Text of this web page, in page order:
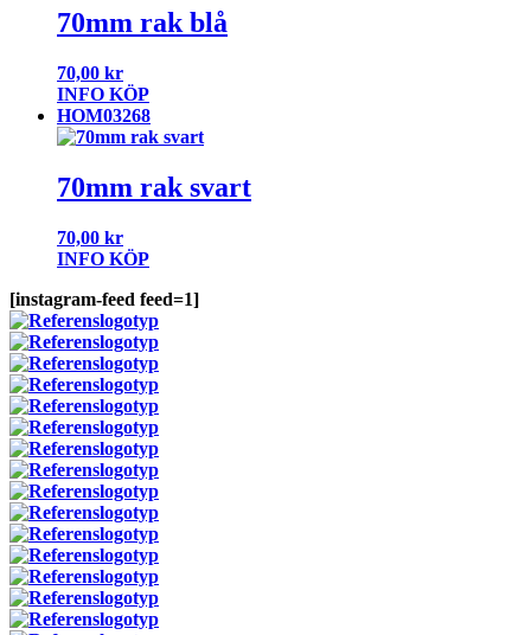
70mm rak blå
70,00 kr
INFO KÖP
HOM03268
70mm rak svart
70,00 kr
INFO KÖP
[instagram-feed feed=1]